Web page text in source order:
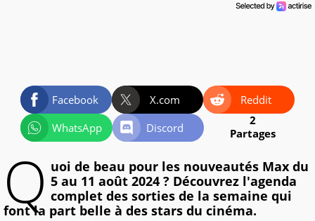
Facebook X.com
Reddit
WhatsApp
Discord
2
Partages
Q uoi de beau pour les nouveautés Max du
5 au 11 août 2024 ? Découvrez l'agenda
complet des sorties de la semaine qui
font la part belle à des stars du cinéma.